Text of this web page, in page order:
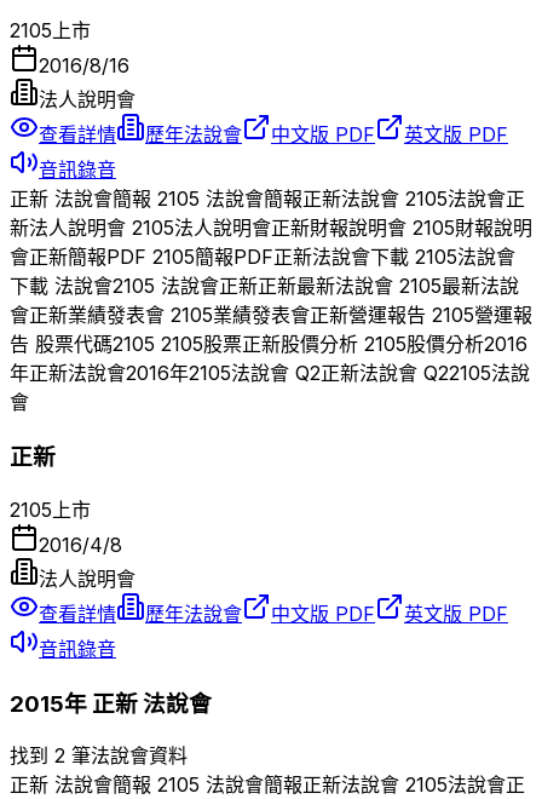
2105上市
2016/8/16
法人說明會
查看詳情
歷年法說會 中文版 PDF
英文版 PDF
音訊錄音
正新 法說會簡報 2105 法說會簡報正新法說會 2105法說會正
新法人說明會 2105法人說明會正新財報說明會 2105財報說明
會正新簡報PDF 2105簡報PDF正新法說會下載 2105法說會
下載 法說會2105 法說會正新正新最新法說會 2105最新法說
會正新業績發表會 2105業績發表會正新營運報告 2105營運報
告 股票代碼2105 2105股票正新股價分析 2105股價分析2016
年正新法說會2016年2105法說會 Q2正新法說會 Q22105法說
會
正新
2105 上市
2016/4/8
法人說明會
查看詳情
歷年法說會 中文版 PDF
英文版 PDF
音訊錄音
2015年 正新法說會
找到 2 筆法說會資料
正新 法說會簡報 2105 法說會簡報正新法說會 2105法說會正